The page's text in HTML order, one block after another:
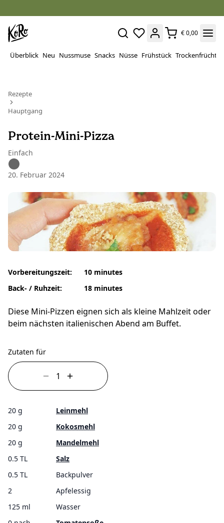
€ 0,00
Überblick Neu Nussmuse Snacks Nüsse Frühstück Trockenfrüchte
Rezepte
Hauptgang
Protein-Mini-Pizza
Einfach
20. Februar 2024
Vorbereitungszeit:
Back- / Ruhzeit:
10 minutes
18 minutes
Diese Mini-Pizzen eignen sich als kleine Mahlzeit oder
beim nächsten italienischen Abend am Buffet.
Zutaten für
20 g
Leinmehl
20 g
Kokosmehl
20 g
Mandelmehl
0.5 TL
Salz
0.5 TL
Backpulver
2
Apfelessig
125 ml
Wasser